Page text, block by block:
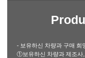
- 보유하신 차량과 구매 희
①보유하신 차량과 제조사